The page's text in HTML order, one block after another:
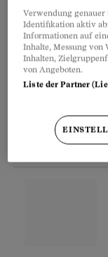
mit einer
Verwendung genauer
Identifikation aktiv
Informationen auf
Inhalte, Messung von
Inhalten,
von Angeboten.
Liste der Partner